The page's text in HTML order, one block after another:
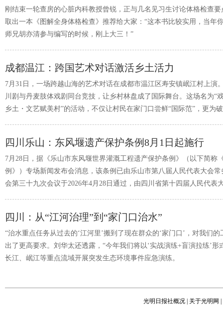
刚结束一轮查房的心脏内科教授曾锐，正与几名见习生讨论体格检查要
取出一本《图解全身体格检查》推荐给大家：“这本书比较实用，当年
师兄胡亦清参与编写的时候，刚上大三！”
成都温江：跨国艺术对话激活乡土活力
7月31日，一场跨越山海的艺术对话在成都市温江区寿安镇岷江村上演
川剧与丹麦肢体戏剧同台竞技，让乡村林盘成了国际舞台。这场名为“
乡土・文艺赋美村”的活动，不仅让村民在家门口尝鲜“国际范”，更为
四川乐山：东风堰遗产保护条例8月1日起施行
7月28日，据《乐山市东风堰世界灌溉工程遗产保护条例》（以下简称
例》）专场新闻发布会消息，该条例已由乐山市第八届人民代表大会常
会第三十九次会议于2026年4月28日通过，由四川省第十四届人民代表
四川：从“江河治理”到“家门口治水”
“治水重点任务从过去的‘江河里’搬到了现在群众的‘家门口’，对我们的
出了更高要求。刘华太还透露，“今年我们将以‘实战演练+盲演拉练’形
长江、岷江等重点流域开展突发生态环境事件应急演练。
光明日报社概况 关于光明网